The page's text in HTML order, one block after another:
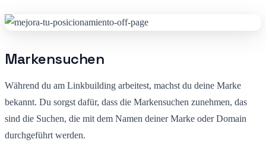
Markensuchen
Während du am Linkbuilding arbeitest, machst du deine Marke
bekannt. Du sorgst dafür, dass die Markensuchen zunehmen, das
sind die Suchen, die mit dem Namen deiner Marke oder Domain
durchgeführt werden.